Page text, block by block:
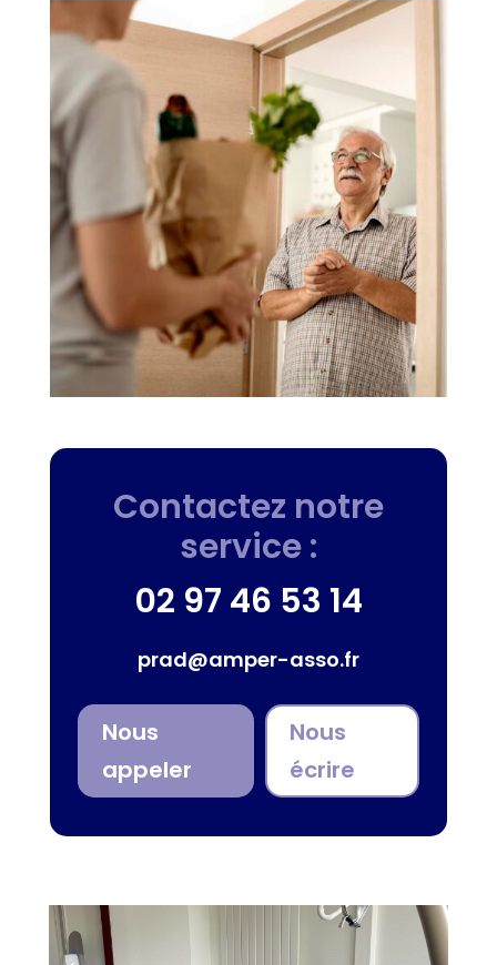
Contactez notre
service :
02 97 46 53 14
prad@amper-asso.fr
Nous
appeler
Nous
écrire